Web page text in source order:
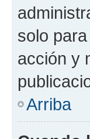
solo
acción y
Arriba